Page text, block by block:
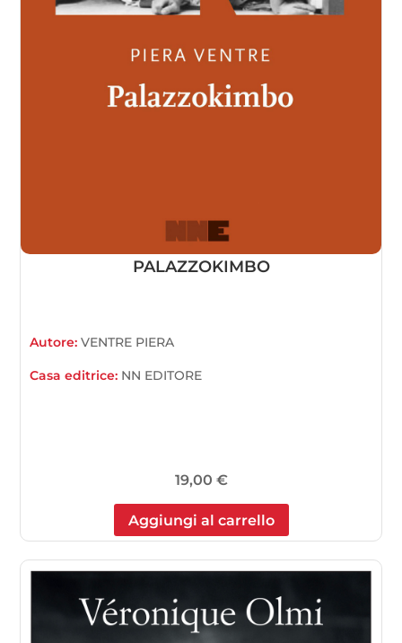
PALAZZOKIMBO
Autore:VENTRE PIERA
Casa editrice: NN EDITORE
19,00 €
Aggiungi al carrello